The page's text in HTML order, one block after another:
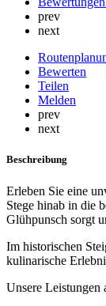
prev
next
Bewerten
Teilen
Melden
prev
next
Beschreibung
Erleben Sie eine
Stege hinab in die
Glühpunsch sorgt
Im historischen
kulinarische
Unsere Leistungen